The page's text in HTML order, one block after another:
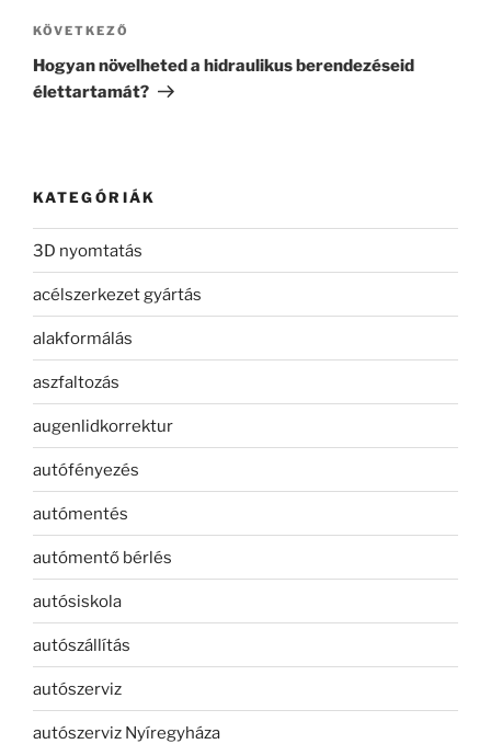
Következő
bejegyzés
KÖVETKEZŐ
Hogyan növelheted a hidraulikus berendezéseid
élettartamát?
KATEGÓRIÁK
3D nyomtatás
acélszerkezet gyártás
alakformálás
aszfaltozás
augenlidkorrektur
autófényezés
autómentés
autómentő bérlés
autósiskola
autószállítás
autószerviz
autószerviz Nyíregyháza